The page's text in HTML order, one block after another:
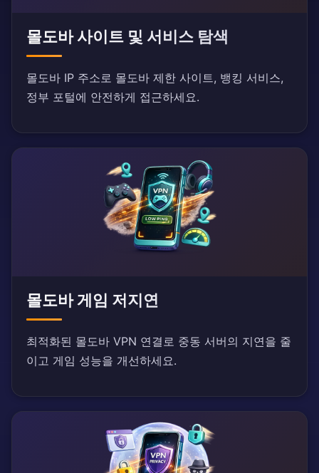
몰도바 사이트 및 서비스 탐색
몰도바 IP 주소로 몰도바 제한 사이트, 뱅킹 서비스,
정부 포털에 안전하게 접근하세요.
몰도바 게임 저지연
최적화된 몰도바 VPN 연결로 중동 서버의 지연을 줄
이고 게임 성능을 개선하세요.